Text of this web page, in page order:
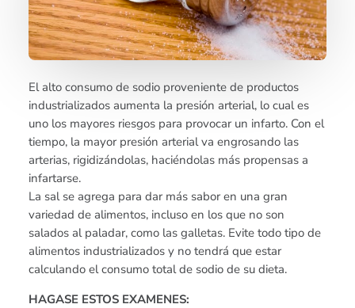
El alto consumo de sodio proveniente de productos
industrializados aumenta la presión arterial, lo cual es
uno los mayores riesgos para provocar un infarto. Con el
tiempo, la mayor presión arterial va engrosando las
arterias, rigidizándolas, haciéndolas más propensas a
infartarse.
La sal se agrega para dar más sabor en una gran
variedad de alimentos, incluso en los que no son
salados al paladar, como las galletas. Evite todo tipo de
alimentos industrializados y no tendrá que estar
calculando el consumo total de sodio de su dieta.
HAGASE ESTOS EXAMENES: